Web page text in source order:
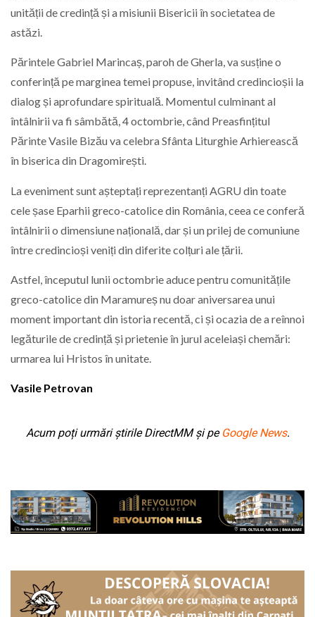
unității de credință și a misiunii Bisericii în societatea de
astăzi.
Părintele Gabriel Marincaș, paroh de Gherla, va susține o
conferință pe marginea temei propuse, invitând credincioșii la
dialog și aprofundare spirituală. Momentul culminant al
întâlnirii va fi sâmbătă, 4 octombrie, când Preasfințitul
Părinte Vasile Bizău va celebra Sfânta Liturghie Arhierească
în biserica din Dragomirești.
La eveniment sunt așteptați reprezentanți AGRU din toate
cele șase Eparhii greco-catolice din România, ceea ce conferă
întâlnirii o dimensiune națională, dar și un prilej de comuniune
între credincioși veniți din diferite colțuri ale țării.
Astfel, începutul lunii octombrie aduce pentru comunitățile
greco-catolice din Maramureș nu doar aniversarea unui
moment important din istoria recentă, ci și ocazia de a reînnoi
legăturile de credință și prietenie în jurul aceleiași chemări:
urmarea lui Hristos în unitate.
Vasile Petrovan
Acum poți urmări știrile DirectMM și pe Google News.